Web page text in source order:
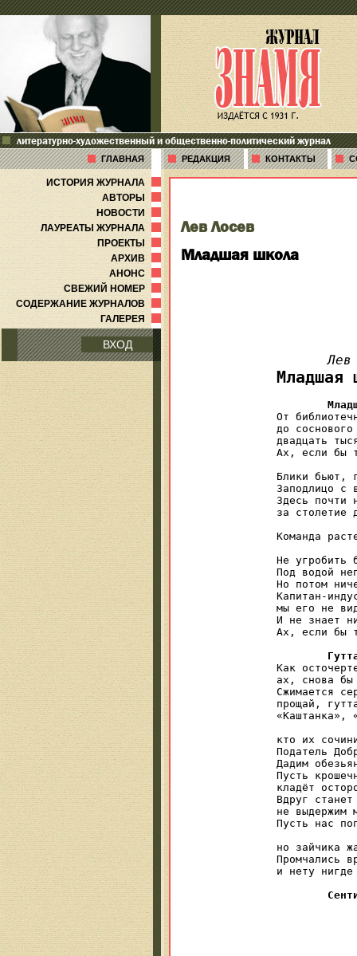
литературно-художественный и общественно-политический журнал
ГЛАВНАЯ РЕДАКЦИЯ КОНТАКТЫ
ИСТОРИЯ ЖУРНАЛА
АВТОРЫ
НОВОСТИ
ЛАУРЕАТЫ ЖУРНАЛА
ПРОЕКТЫ
АРХИВ
АНОНС
СВЕЖИЙ НОМЕР
СОДЕРЖАНИЕ ЖУРНАЛОВ
ГАЛЕРЕЯ
ВХОД
Лев Лосев
Младшая школа
Лев
Младшая
От
до
двадцать
Ах, если бы
Блики бьют,
Заподлицо с
Здесь почти
за
Команда
Не угробить
Под водой
Но потом
Капитан-
мы его не
И не знает
Ах, если бы
Как
ах, снова бы
Сжимается
прощай,
«Каштанка»,
кто их
Податель
Дадим
Пусть
кладёт
Вдруг
не выдержим
Пусть нас
но зайчика
Промчались
и нету нигде